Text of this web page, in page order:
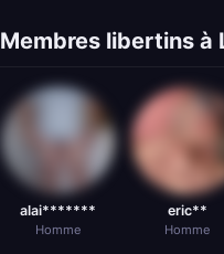
Membres libertins à
alai*******
Homme
eric**
Homme